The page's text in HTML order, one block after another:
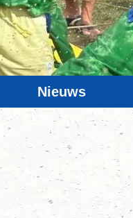
Nieuws